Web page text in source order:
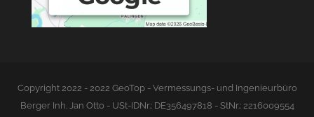
Maps-
laden!
Copyright 2022 - 2022 GeoTop - Vermessungs- und Ingenieurbüro
Berger Inh. Jan Otto - USt-IDNr.: DE356497818 - StNr.: 2216009554